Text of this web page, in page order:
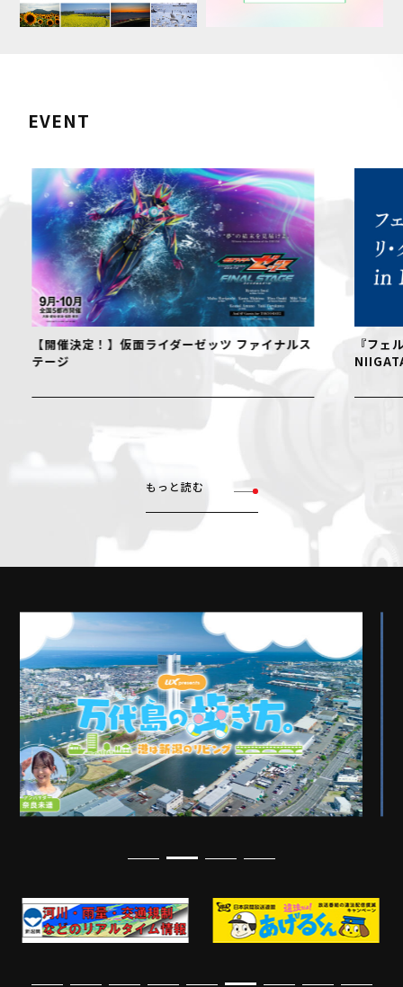
EVENT
【開催決定！】仮面ライダーゼッツ ファイナルス
テージ
『フェ
もっと読む